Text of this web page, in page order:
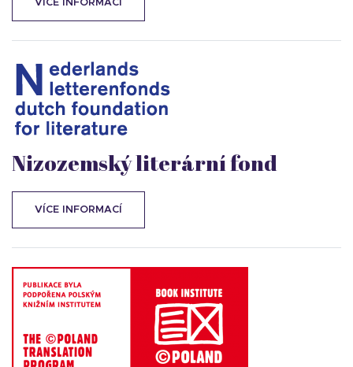
VÍCE INFORMACÍ
Nizozemský literární fond
VÍCE INFORMACÍ